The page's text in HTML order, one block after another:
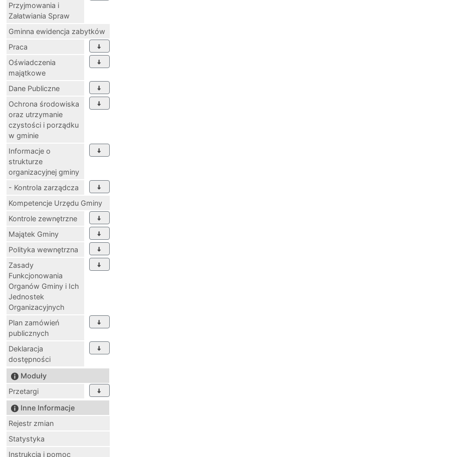
Przyjmowania i
Załatwiania Spraw
Gminna ewidencja zabytków
Praca
Oświadczenia
majątkowe
Dane Publiczne
Ochrona środowiska
oraz utrzymanie
czystości i porządku
w gminie
Informacje o
strukturze
organizacyjnej gminy
- Kontrola zarządcza
Kompetencje Urzędu Gminy
Kontrole zewnętrzne
Majątek Gminy
Polityka wewnętrzna
Zasady
Funkcjonowania
Organów Gminy i Ich
Jednostek
Organizacyjnych
Plan zamówień
publicznych
Deklaracja
dostępności
Moduły
Przetargi
Inne Informacje
Rejestr zmian
Statystyka
Instrukcja i pomoc